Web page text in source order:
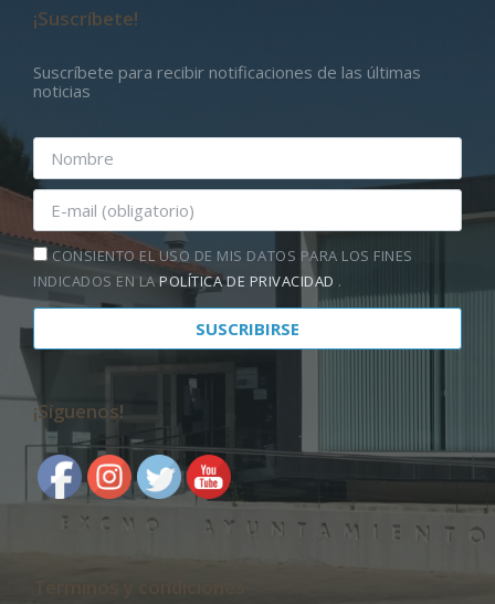
¡Suscríbete!
Suscríbete para recibir notificaciones de las últimas
noticias
CONSIENTO EL USO DE MIS DATOS PARA LOS FINES
INDICADOS EN LAPOLÍTICA DE PRIVACIDAD .
¡Síguenos!